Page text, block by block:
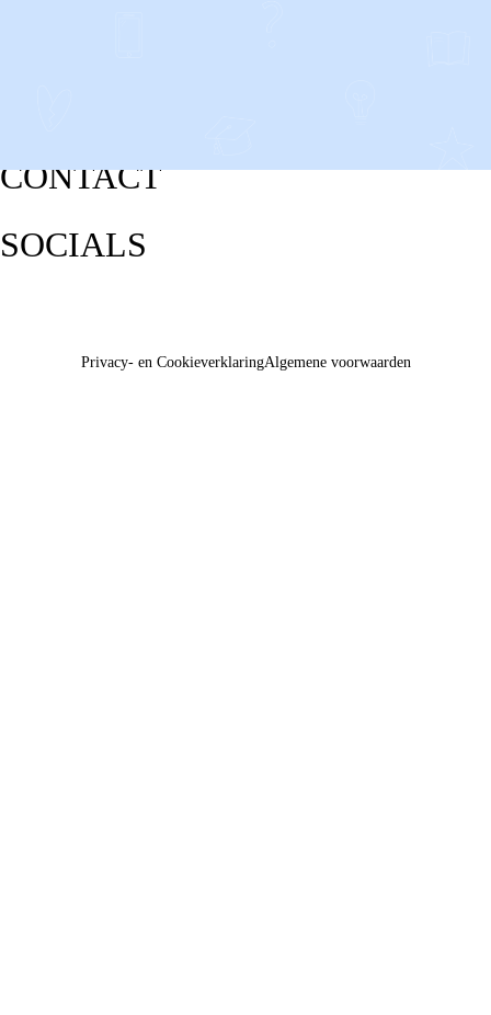
CONTACT
SOCIALS
Privacy- en CookieverklaringAlgemene voorwaarden